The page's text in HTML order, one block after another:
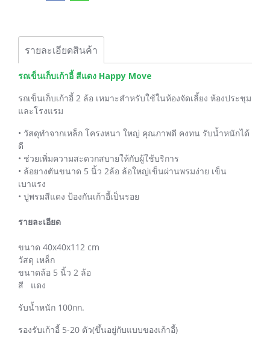
รายละเอียดสินค้า
รถเข็นเก็บเก้าอี้ สีแดง Happy Move
รถเข็นเก็บเก้าอี้ 2 ล้อ เหมาะสำหรับใช้ในห้องจัดเลี้ยง ห้องประชุม
และโรงแรม
• วัสดุทำจากเหล็ก โครงหนา ใหญ่ คุณภาพดี คงทน รับน้ำหนักได้
ดี
• ช่วยเพิ่มความสะดวกสบายให้กับผู้ใช้บริการ
• ล้อยางตันขนาด 5 นิ้ว 2ล้อ ล้อใหญ่เข็นผ่านพรมง่าย เข็น
เบาแรง
• ปูพรมสีแดง ป้องกันเก้าอี้เป็นรอย
รายละเอียด
ขนาด 40x40x112 cm
วัสดุ เหล็ก
ขนาดล้อ 5 นิ้ว 2 ล้อ
สี แดง
รับน้ำหนัก 100กก.
รองรับเก้าอี้ 5-20 ตัว(ขึ้นอยู่กับแบบของเก้าอี้)